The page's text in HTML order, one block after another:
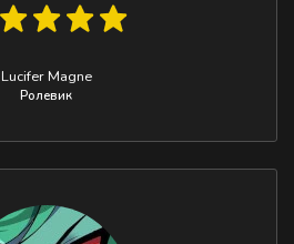
Lucifer Magne
Ролевик